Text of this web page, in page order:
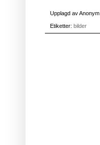
Upplagd avAnonym
Etiketter: bilder